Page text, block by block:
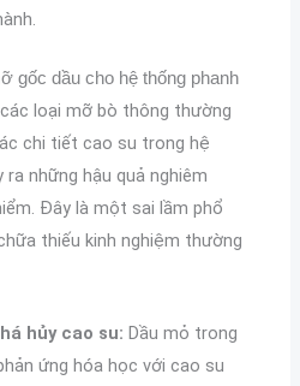
gốc dầu cho hệ thống phanh
loại mỡ bò thông thường
chi tiết cao su trong hệ
những hậu quả nghiêm
Đây là một sai lầm phổ
thiếu kinh nghiệm thường
hủy cao su: Dầu mỏ trong
ứng hóa học với cao su